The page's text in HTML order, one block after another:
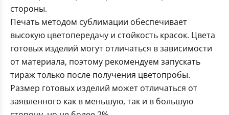
стороны.
Печать методом сублимации обеспечивает
высокую цветопередачу и стойкость красок. Цвета
готовых изделий могут отличаться в зависимости
от материала, поэтому рекомендуем запускать
тираж только после получения цветопробы.
Размер готовых изделий может отличаться от
заявленного как в меньшую, так и в большую